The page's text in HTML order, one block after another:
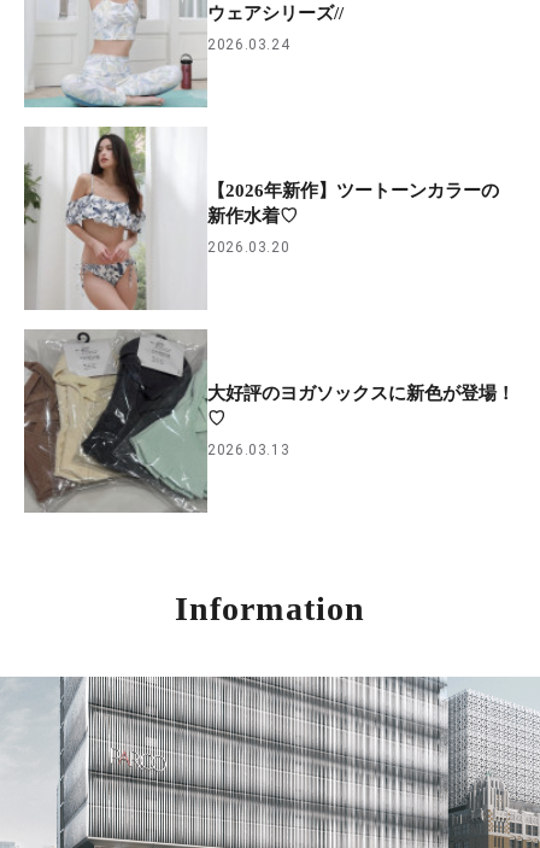
ウェアシリーズ//
2026.03.24
【2026年新作】ツートーンカラーの
新作水着♡
2026.03.20
大好評のヨガソックスに新色が登場！
♡
2026.03.13
Information